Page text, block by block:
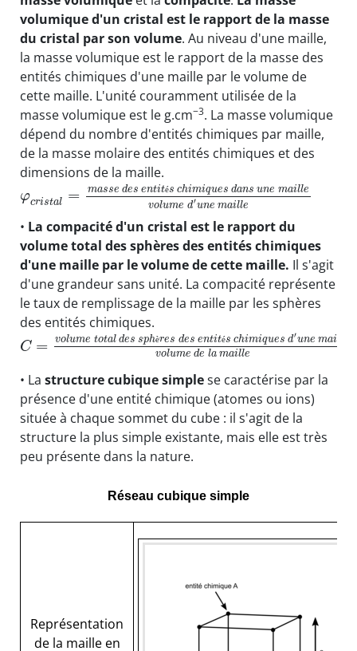
volumique d'un cristal est le rapport de la masse
du cristal par son volume. Au niveau d'une maille,
la masse volumique est le rapport de la masse des
entités chimiques d'une maille par le volume de
cette maille. L'unité couramment utilisée de la
masse volumique est le g.cm−3. La masse volumique
dépend du nombre d'entités chimiques par maille,
de la masse molaire des entités chimiques et des
dimensions de la maille.
φcristal = masse des entités chimiques dans une maille
volume d′une maille
• La compacité d'un cristal est le rapport du
volume total des sphères des entités chimiques
d'une maille par le volume de cette maille. Il s'agit
d'une grandeur sans unité. La compacité représente
le taux de remplissage de la maille par les sphères
des entités chimiques.
C = volume total des sphères des entités chimiques d′une mai
volume de la maille
• La structure cubique simplese caractérise par la
présence d'une entité chimique (atomes ou ions)
située à chaque sommet du cube : il s'agit de la
structure la plus simple existante, mais elle est très
peu présente dans la nature.
Réseau cubique simple
Représentation
de la maille en